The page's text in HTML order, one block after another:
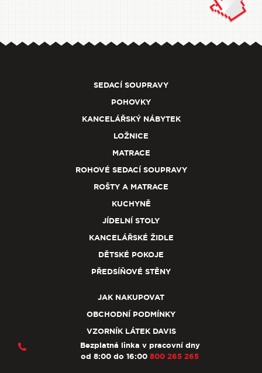
SEDACÍ SOUPRAVY
POHOVKY
KANCELÁŘSKÝ NÁBYTEK
LOŽNICE
MATRACE
ROHOVÉ SEDACÍ SOUPRAVY
ROŠTY A MATRACE
KUCHYNĚ
JÍDELNÍ STOLY
KANCELÁŘSKÉ ŽIDLE
DĚTSKÉ POKOJE
PŘEDSÍŇOVÉ STĚNY
JAK NAKUPOVAT
OBCHODNÍ PODMÍNKY
VZORNÍK LÁTEK DAVIS
Bezplatná linka v pracovní dny
od 8:00 do 16:00 800 265 265